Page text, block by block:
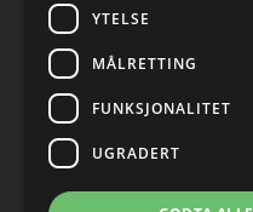
YTELSE
MÅLRETTING
FUNKSJONALITET
UGRADERT